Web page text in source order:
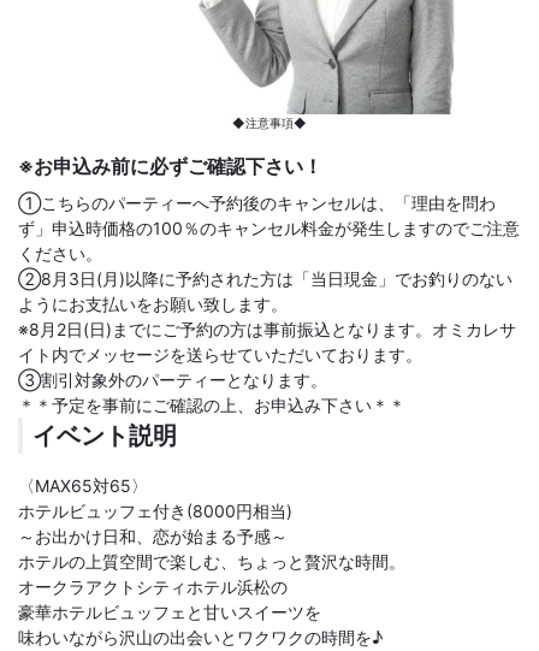
◆注意事項◆
※お申込み前に必ずご確認下さい！
①こちらのパーティーへ予約後のキャンセルは、「理由を問わ
ず」申込時価格の100％のキャンセル料金が発生しますのでご注意
ください。
②8月3日(月)以降に予約された方は「当日現金」でお釣りのない
ようにお支払いをお願い致します。
※8月2日(日)までにご予約の方は事前振込となります。オミカレサ
イト内でメッセージを送らせていただいております。
③割引対象外のパーティーとなります。
＊＊予定を事前にご確認の上、お申込み下さい＊＊
イベント説明
〈MAX65対65〉
ホテルビュッフェ付き(8000円相当)
～お出かけ日和、恋が始まる予感～
ホテルの上質空間で楽しむ、ちょっと贅沢な時間。
オークラアクトシティホテル浜松の
豪華ホテルビュッフェと甘いスイーツを
味わいながら沢山の出会いとワクワクの時間を♪